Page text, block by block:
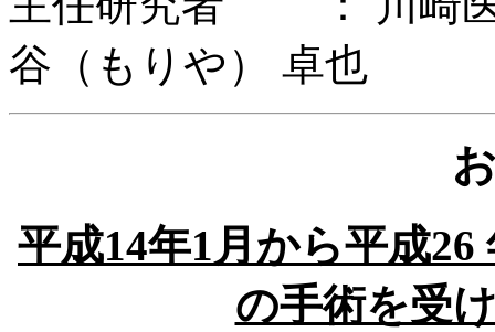
谷（もりや） 卓也
平成14年1月から平成
の手術を受